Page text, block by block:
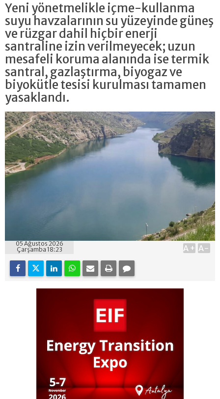
Yeni yönetmelikle içme-kullanma
suyu havzalarının su yüzeyinde güneş
ve rüzgar dahil hiçbir enerji
santraline izin verilmeyecek; uzun
mesafeli koruma alanında ise termik
santral, gazlaştırma, biyogaz ve
biyokütle tesisi kurulması tamamen
yasaklandı.
05 Ağustos 2026
Çarşamba 18:23
A+ A-